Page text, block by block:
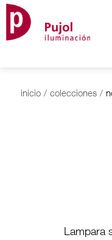
inicio / colecciones /
Lampara